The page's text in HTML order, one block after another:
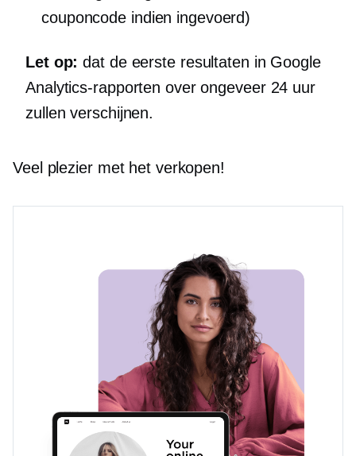
couponcode indien ingevoerd)
Let op: dat de eerste resultaten in Google
Analytics-rapporten over ongeveer 24 uur
zullen verschijnen.
Veel plezier met het verkopen!